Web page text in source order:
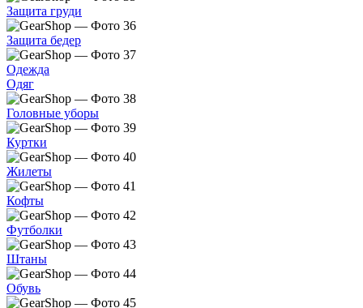
Защита груди
Защита бедер
Одежда
Одяг
Головные уборы
Куртки
Жилеты
Кофты
Футболки
Штаны
Обувь